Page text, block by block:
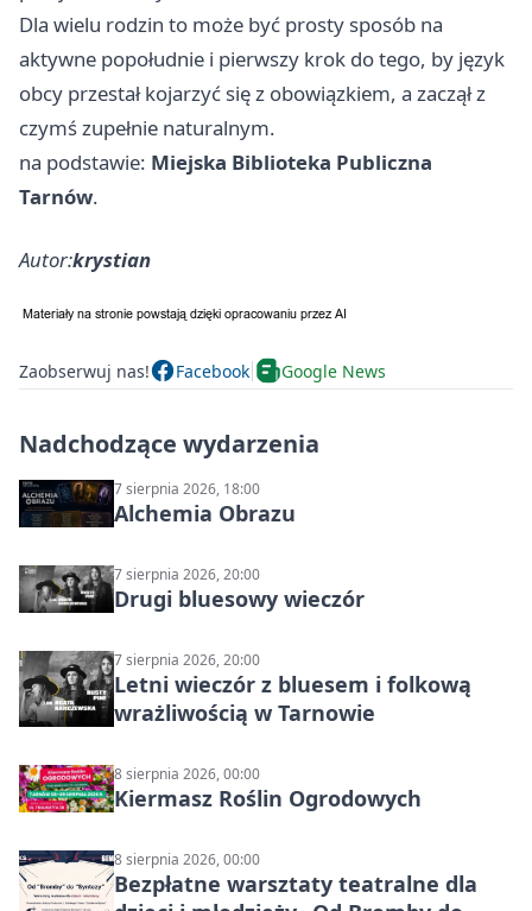
Dla wielu rodzin to może być prosty sposób na
aktywne popołudnie i pierwszy krok do tego, by język
obcy przestał kojarzyć się z obowiązkiem, a zaczął z
czymś zupełnie naturalnym.
na podstawie: Miejska Biblioteka Publiczna
Tarnów.
Autor:krystian
Zaobserwuj nas! Facebook Google News
Nadchodzące wydarzenia
7 sierpnia 2026, 18:00
Alchemia Obrazu
7 sierpnia 2026, 20:00
Drugi bluesowy wieczór
7 sierpnia 2026, 20:00
Letni wieczór z bluesem i folkową
wrażliwością w Tarnowie
8 sierpnia 2026, 00:00
Kiermasz Roślin Ogrodowych
8 sierpnia 2026, 00:00
Bezpłatne warsztaty teatralne dla